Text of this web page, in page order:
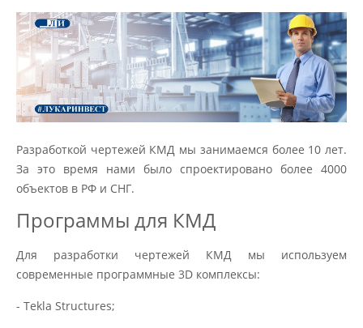
Разработкой чертежей КМД мы занимаемся более 10 лет.
За это время нами было спроектировано более 4000
объектов в РФ и СНГ.
Программы для КМД
Для разработки чертежей КМД мы используем
современные программные 3D комплексы:
- Tekla Structures;